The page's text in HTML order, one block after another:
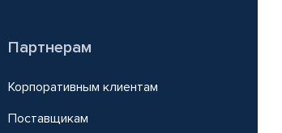
Партнерам
Корпоративным клиентам
Поставщикам